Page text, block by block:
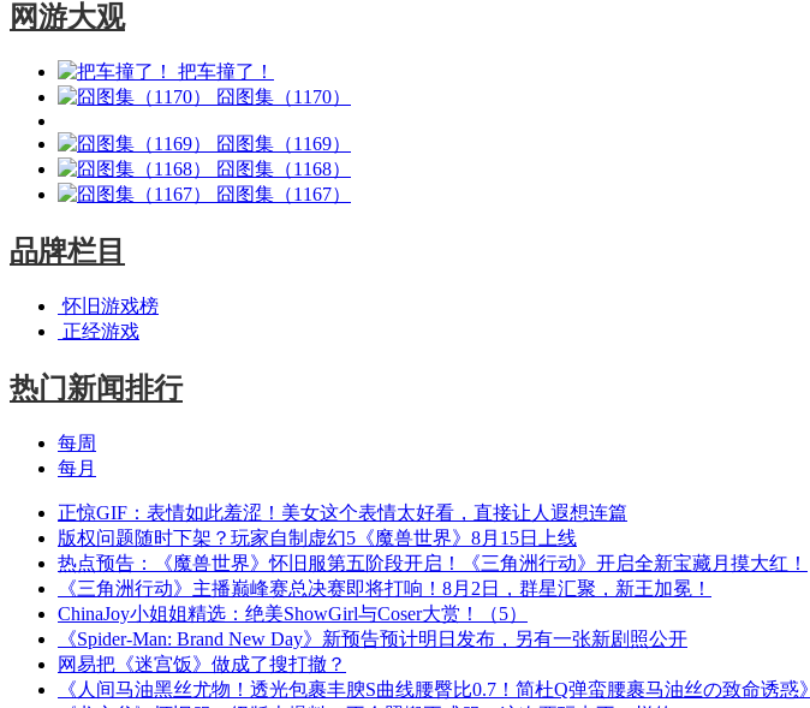
网游大观
把车撞了！
囧图集（1170）
囧图集（1169）
囧图集（1168）
囧图集（1167）
品牌栏目
怀旧游戏榜
正经游戏
热门新闻排行
每周
每月
正惊GIF：表情如此羞涩！美女这个表情太好看，直接让人遐想连篇
版权问题随时下架？玩家自制虚幻5《魔兽世界》8月15日上线
热点预告：《魔兽世界》怀旧服第五阶段开启！《三角洲行动》开启全新宝藏月摸大红！
《三角洲行动》主播巅峰赛总决赛即将打响！8月2日，群星汇聚，新王加冕！
ChinaJoy小姐姐精选：绝美ShowGirl与Coser大赏！（5）
《Spider-Man: Brand New Day》新预告预计明日发布，另有一张新剧照公开
网易把《迷宫饭》做成了搜打撤？
《人间马油黑丝尤物！透光包裹丰腴S曲线腰臀比0.7！简杜Q弹蛮腰裹马油丝の致命诱惑》